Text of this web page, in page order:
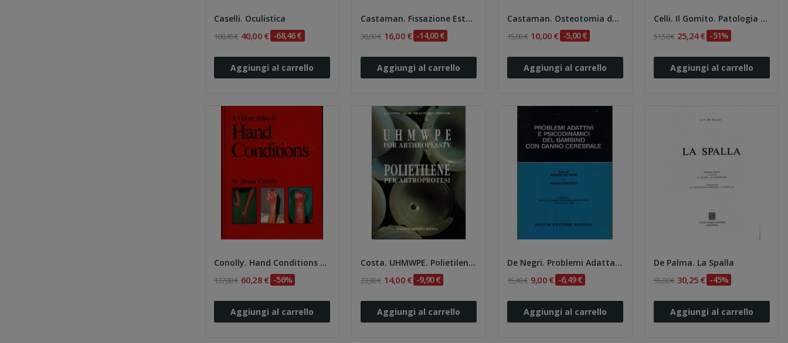
Caselli. Oculistica
108,46 € 40,00 € -68,46 €
Aggiungi al carrello
Castaman. Fissazione Esterna in traumatologia...
30,00 € 16,00 € -14,00 €
Aggiungi al carrello
Castaman. Osteotomia del collo astragalico nel...
15,00 € 10,00 € -5,00 €
Aggiungi al carrello
Celli. Il Gomito. Patologia traumatica
51,50 € 25,24 € -51%
Aggiungi al carrello
Conolly. Hand Conditions a Colour Atlas
137,00 € 60,28 € -56%
Aggiungi al carrello
Costa. UHMWPE. Polietilene per artroprotesi
23,90 € 14,00 € -9,90 €
Aggiungi al carrello
De Negri. Problemi Adattativi e Psicodinamici...
15,49 € 9,00 € -6,49 €
Aggiungi al carrello
De Palma. La Spalla
55,00 € 30,25 € -45%
Aggiungi al carrello